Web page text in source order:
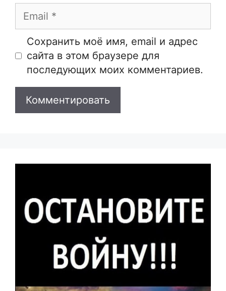
Email
Сайт
Сохранить моё имя, email и адрес
сайта в этом браузере для
последующих моих комментариев.